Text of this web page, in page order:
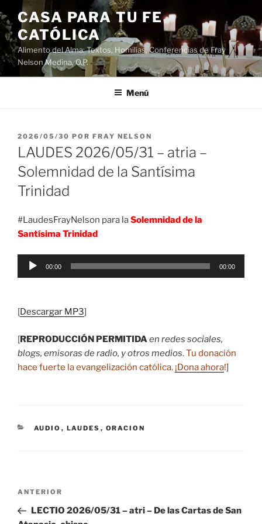
Saltar
al
contenido
CASA PARA TU FE
CATÓLICA
Alimento del Alma: Textos, Homilias, Conferencias de Fray
Nelson Medina, O.P.
Menú
PUBLICADO
EL
2026/05/30 POR FRAY NELSON
LAUDES 2026/05/31 – atria –
Solemnidad de la Santísima
Trinidad
#LaudesFrayNelson para laSolemnidad de la
Santísima Trinidad
Reproductor
00:00 00:00
[Descargar MP3]
[REPRODUCCIÓN PERMITIDAen redes sociales,
blogs, emisoras de radio, y otros medios.Tu donación
hace fuerte la evangelización católica. ¡Dona ahora!]
CATEGORÍAS
AUDIO , LAUDES , ORACION
Navegación
entradas
Entrada
anterior:
ANTERIOR
LECTIO 2026/05/31 – atri – De las Cartas de San